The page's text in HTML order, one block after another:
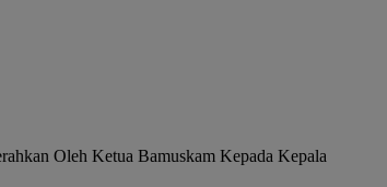
Oleh Ketua Bamuskam Kepada Kepala